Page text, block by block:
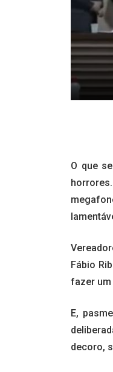
O que
Fábio
fazer
E,
decoro,